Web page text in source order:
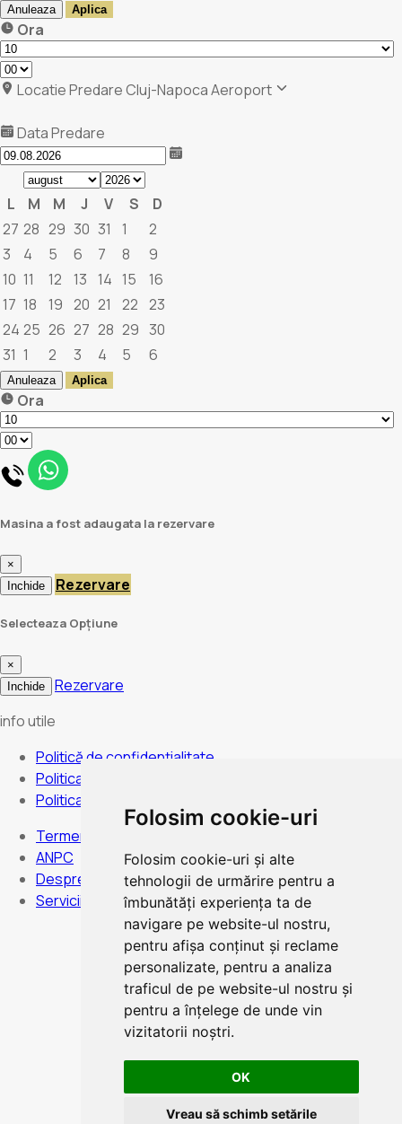
Folosim cookie-uri
Folosim cookie-uri și alte
tehnologii de urmărire pentru a
îmbunătăți experiența ta de
navigare pe website-ul nostru,
pentru afișa conținut și reclame
personalizate, pentru a analiza
traficul de pe website-ul nostru și
pentru a înțelege de unde vin
vizitatorii noștri.
OK
Vreau să schimb setările
Anuleaza Aplica
Ora
Locatie PredareCluj-Napoca Aeroport
Data Predare
L M M J V S
D
27 28 29 30 31 1
2
3
4 5 6 7 8
9
10 11 12 13 14 15
16
17 18 19 20 21 22 23
24 25 26 27 28 29 30
31 1 2 3 4 5 6
Anuleaza Aplica
Ora
Masina a fost adaugata la rezervare
×
Inchide
Rezervare
Selecteaza Opțiune
×
Inchide
Rezervare
info utile
Politică de confidențialitate
Politica de anulare
Politica de cookies
Termeni și condiții
ANPC
Despre noi
Servicii
Program:Luni duminica - Non stop
Plata card